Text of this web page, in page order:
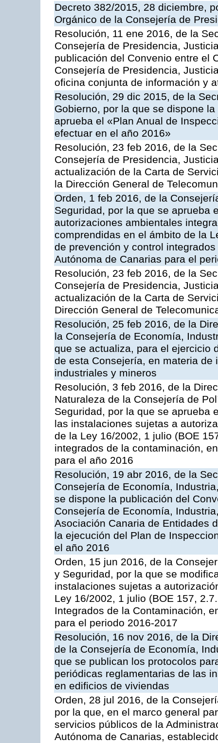
Decreto 382/2015, 28 diciembre,
Orgánico de la Consejería de
Resolución, 11 ene 2016, de la
Consejería de Presidencia,
publicación del Convenio entre el
Consejería de Presidencia,
oficina conjunta de información y
Resolución, 29 dic 2015, de la
Gobierno, por la que se dispone
aprueba el «Plan Anual de
efectuar en el año 2016»
Resolución, 23 feb 2016, de la
Consejería de Presidencia,
actualización de la Carta de
la Dirección General de
Orden, 1 feb 2016, de la
Seguridad, por la que se aprueba
autorizaciones ambientales
comprendidas en el ámbito de la
de prevención y control
Autónoma de Canarias para el
Resolución, 23 feb 2016, de la
Consejería de Presidencia,
actualización de la Carta de
Dirección General de
Resolución, 25 feb 2016, de la
la Consejería de Economía,
que se actualiza, para el ejercicio
de esta Consejería, en materia
industriales y mineros
Resolución, 3 feb 2016, de la
Naturaleza de la Consejería de
Seguridad, por la que se aprueba
las instalaciones sujetas a
de la Ley 16/2002, 1 julio (BOE
integrados de la contaminación,
para el año 2016
Resolución, 19 abr 2016, de la
Consejería de Economía,
se dispone la publicación del
Consejería de Economía,
Asociación Canaria de Entidades
la ejecución del Plan de
el año 2016
Orden, 15 jun 2016, de la
y Seguridad, por la que se
instalaciones sujetas a
Ley 16/2002, 1 julio (BOE 157,
Integrados de la Contaminación,
para el periodo 2016-2017
Resolución, 16 nov 2016, de la
de la Consejería de Economía,
que se publican los protocolos
periódicas reglamentarias de las
en edificios de viviendas
Orden, 28 jul 2016, de la
por la que, en el marco general
servicios públicos de la
Autónoma de Canarias,